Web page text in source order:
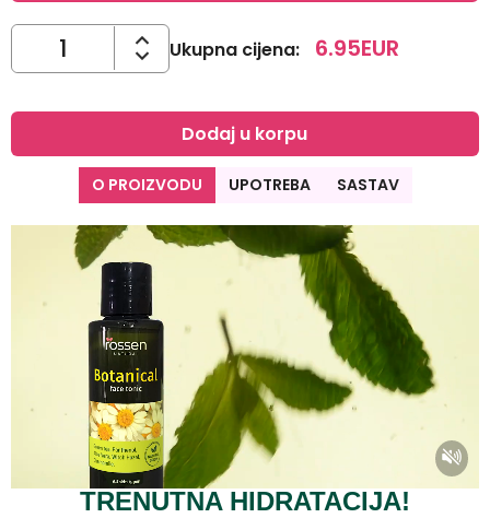
Ukupna cijena: 6.95EUR
Dodaj u korpu
O PROIZVODU UPOTREBA SASTAV
TRENUTNA HIDRATACIJA!